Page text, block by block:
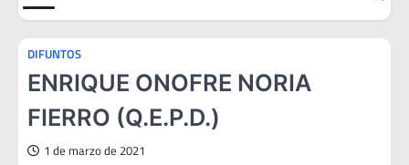
DIFUNTOS
ENRIQUE ONOFRE NORIA
FIERRO (Q.E.P.D.)
1 de marzo de 2021